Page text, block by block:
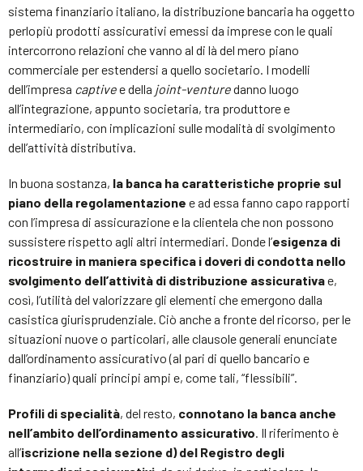
sistema finanziario italiano, la distribuzione bancaria ha oggetto
perlopiù prodotti assicurativi emessi da imprese con le quali
intercorrono relazioni che vanno al di là del mero piano
commerciale per estendersi a quello societario. I modelli
dell’impresa captivee della joint-venturedanno luogo
all’integrazione, appunto societaria, tra produttore e
intermediario, con implicazioni sulle modalità di svolgimento
dell’attività distributiva.
In buona sostanza, la banca ha caratteristiche proprie sul
piano della regolamentazione e ad essa fanno capo rapporti
con l’impresa di assicurazione e la clientela che non possono
sussistere rispetto agli altri intermediari. Donde l’esigenza di
ricostruire in maniera specifica i doveri di condotta nello
svolgimento dell’attività di distribuzione assicurativae,
così, l’utilità del valorizzare gli elementi che emergono dalla
casistica giurisprudenziale. Ciò anche a fronte del ricorso, per le
situazioni nuove o particolari, alle clausole generali enunciate
dall’ordinamento assicurativo (al pari di quello bancario e
finanziario) quali principi ampi e, come tali, “flessibili”.
Profili di specialità, del resto, connotano la banca anche
nell’ambito dell’ordinamento assicurativo. Il riferimento è
all’iscrizione nella sezione d) del Registro degli